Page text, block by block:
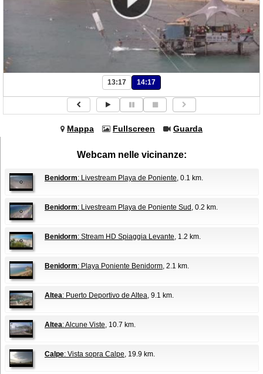
13:17 14:17
Mappa Fullscreen Guarda
Webcam nelle vicinanze:
Benidorm: Livestream Playa de Poniente , 0.1 km.
Benidorm: Livestream Playa de Poniente Sud , 0.2 km.
Benidorm: Stream HD Spiaggia Levante , 1.2 km.
Benidorm: Playa Poniente Benidorm , 2.1 km.
Altea: Puerto Deportivo de Altea , 9.1 km.
Altea: Alcune Viste , 10.7 km.
Calpe: Vista sopra Calpe , 19.9 km.